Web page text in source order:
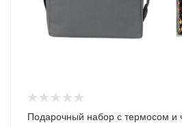
Подарочный набор с термосом и